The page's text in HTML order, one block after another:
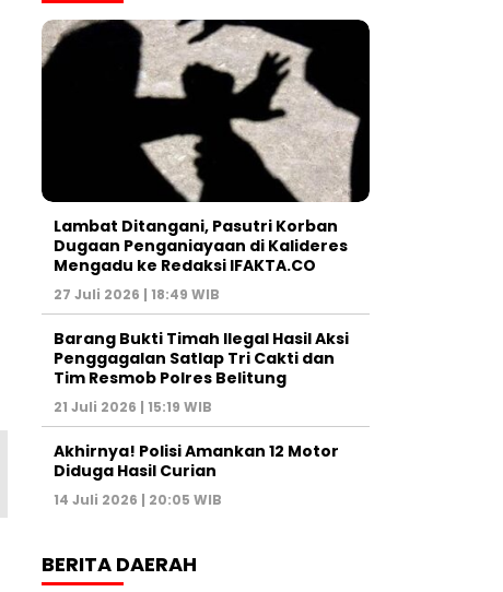
Lambat Ditangani, Pasutri Korban
Dugaan Penganiayaan di Kalideres
Mengadu ke Redaksi IFAKTA.CO
27 Juli 2026 | 18:49 WIB
Barang Bukti Timah Ilegal Hasil Aksi
Penggagalan Satlap Tri Cakti dan
Tim Resmob Polres Belitung
21 Juli 2026 | 15:19 WIB
Akhirnya! Polisi Amankan 12 Motor
Diduga Hasil Curian
14 Juli 2026 | 20:05 WIB
BERITA DAERAH